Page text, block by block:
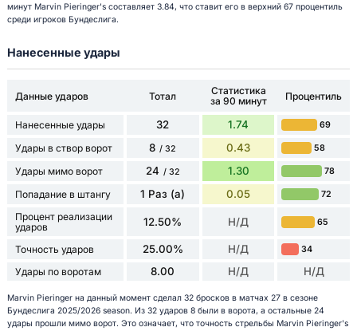
минут Marvin Pieringer's составляет 3.84, что ставит его в верхний 67 процентиль
среди игроков Бундеслига.
Нанесенные удары
Данные ударов Тотал
Статистика
за 90 минут
Процентиль
Нанесенные удары 32 1.74 69
Удары в створ ворот 8 / 32 0.43 58
Удары мимо ворот 24 / 32 1.30 78
Попадание в штангу 1 Раз (а) 0.05 72
Процент реализации
ударов
12.50% Н/Д 65
Точность ударов 25.00% Н/Д 34
Удары по воротам 8.00 Н/Д Н/Д
Marvin Pieringer на данный момент сделал 32 бросков в матчах 27 в сезоне
Бундеслига 2025/2026 season. Из 32 ударов 8 были в ворота, а остальные 24
удары прошли мимо ворот. Это означает, что точность стрельбы Marvin Pieringer's